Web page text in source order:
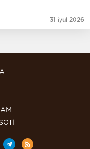
31 iyul 2026